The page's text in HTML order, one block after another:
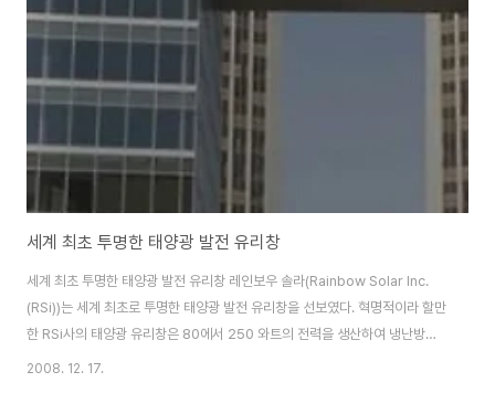
세계 최초 투명한 태양광 발전 유리창
세계 최초 투명한 태양광 발전 유리창 레인보우 솔라(Rainbow Solar Inc.
(RSi))는 세계 최초로 투명한 태양광 발전 유리창을 선보였다. 혁명적이라 할만
한 RSi사의 태양광 유리창은 80에서 250 와트의 전력을 생산하여 냉난방에
필요한 전력을 50%까지 절감시킬 수 있다. 이번에 선보인 시스템은 건물 통합
2008. 12. 17.